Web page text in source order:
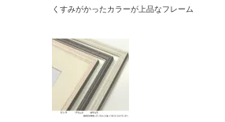
くすみがかったカラーが上品なフレーム